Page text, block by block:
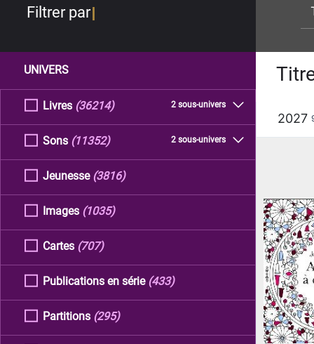
Filtrer par
UNIVERS
Livres 2 sous-univers
(36214)
Sons 2 sous-univers
(11352)
Jeunesse (3816)
Images (1035)
Cartes (707)
Publications en série (433)
Partitions (295)
2027